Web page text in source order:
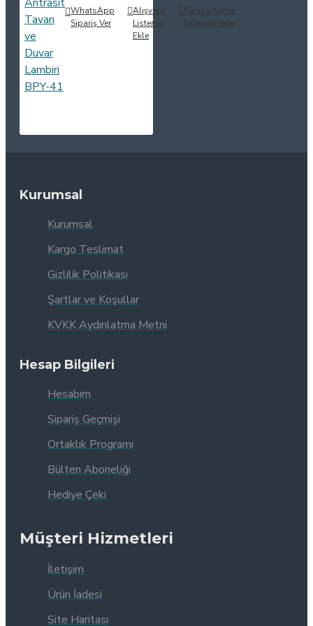
WhatsApp
Sipariş Ver
Alışveriş
Listeme
Ekle
Karşılaştırma
listesine ekle
Kurumsal
Kurumsal
Kargo Teslimat
Gizlilik Politikası
Şartlar ve Koşullar
KVKK Aydınlatma Metni
Hesap Bilgileri
Hesabım
Sipariş Geçmişi
Ortaklık Programı
Bülten Aboneliği
Hediye Çeki
Müşteri Hizmetleri
İletişim
Ürün İadesi
Site Haritası